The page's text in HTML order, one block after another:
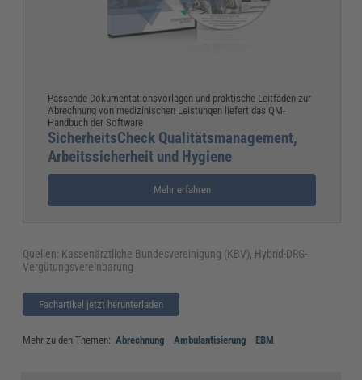
Passende Dokumentationsvorlagen und praktische Leitfäden zur
Abrechnung von medizinischen Leistungen liefert das QM-
Handbuch der Software
SicherheitsCheck Qualitätsmanagement,
Arbeitssicherheit und Hygiene
Mehr erfahren
Quellen: Kassenärztliche Bundesvereinigung (KBV), Hybrid-DRG-
Vergütungsvereinbarung
Fachartikel jetzt herunterladen
Mehr zu den Themen: Abrechnung Ambulantisierung EBM